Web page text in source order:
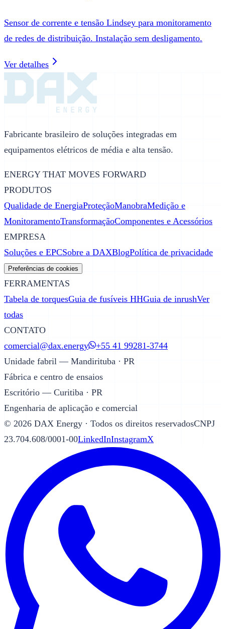
Sensor de corrente e tensão Lindsey para monitoramento
de redes de distribuição. Instalação sem desligamento.
Ver detalhes
Fabricante brasileiro de soluções integradas em
equipamentos elétricos de média e alta tensão.
ENERGY THAT MOVES FORWARD
PRODUTOS
Qualidade de EnergiaProteçãoManobraMedição e
MonitoramentoTransformaçãoComponentes e Acessórios
EMPRESA
Soluções e EPCSobre a DAXBlogPolítica de privacidade
Preferências de cookies
FERRAMENTAS
Tabela de torquesGuia de fusíveis HHGuia de inrushVer
todas
CONTATO
comercial@dax.energy
+55 41 99281-3744
Unidade fabril — Mandirituba · PR
Fábrica e centro de ensaios
Escritório — Curitiba · PR
Engenharia de aplicação e comercial
© 2026 DAX Energy · Todos os direitos reservadosCNPJ
23.704.608/0001-00LinkedInInstagramX